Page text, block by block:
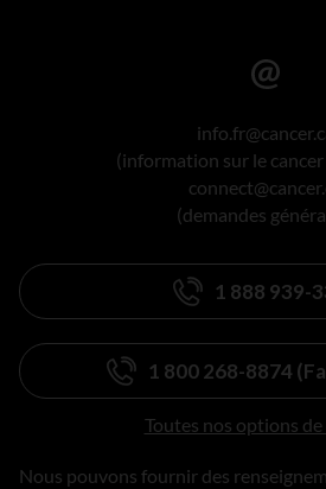
(information sur le
(demandes
1 888 939-
1 800 268-8874
Toutes nos options
Nous pouvons fournir des